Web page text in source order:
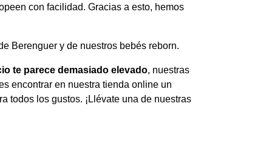
con facilidad. Gracias a esto, hemos
Berenguer y de nuestros bebés reborn.
te parece demasiado elevado, nuestras
encontrar en nuestra tienda online un
todos los gustos. ¡Llévate una de nuestras